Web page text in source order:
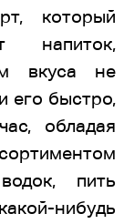
который
напиток,
вкуса не
его быстро,
обладая
пить
нибудь